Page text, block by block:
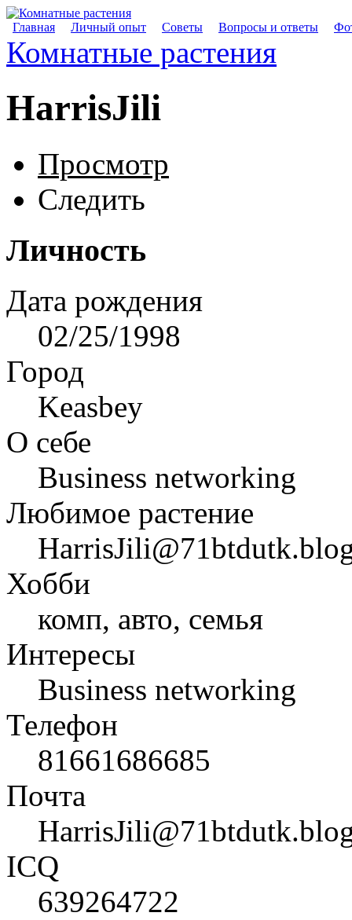
Главная Личный опыт Советы Вопросы и ответы
Комнатные растения
HarrisJili
Просмотр
Следить
Личность
Дата рождения
02/25/1998
Город
Keasbey
О себе
Business networking
Любимое растение
Хобби
комп, авто, семья
Интересы
Business networking
Телефон
81661686685
Почта
ICQ
639264722